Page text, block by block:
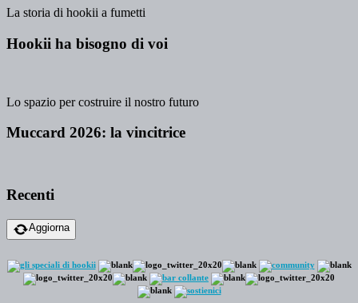
La storia di hookii a fumetti
Hookii ha bisogno di voi
Lo spazio per costruire il nostro futuro
Muccard 2026: la vincitrice
Recenti
Aggiorna